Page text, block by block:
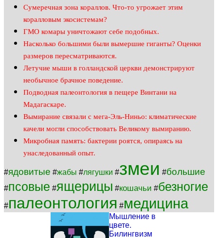
Сумеречная зона кораллов. Что-то угрожает этим
коралловым экосистемам?
ГМО комары уничтожают себе подобных.
Насколько большими были вымершие гиганты? Оценки
размеров пересматриваются.
Летучие мыши в голландской церкви демонстрируют
необычное брачное поведение.
Подводная палеонтология в пещере Винтани на
Мадагаскаре.
Вымирание связали с мега-Эль-Ниньо: климатические
качели могли способствовать Великому вымиранию.
Микробная память: бактерии роятся, опираясь на
унаследованный опыт.
#ядовитые #жабы #лягушки #змеи #большие
#псовые #ящерицы #кошачьи #безногие
#палеонтология #медицина
Мышление в
цвете.
Билингвизм